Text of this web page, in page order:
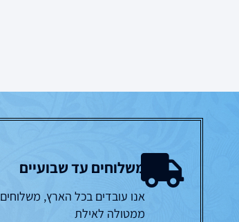
משלוחים עד שבועיים
אנו עובדים בכל הארץ, משלוחים
ממטולה לאילת